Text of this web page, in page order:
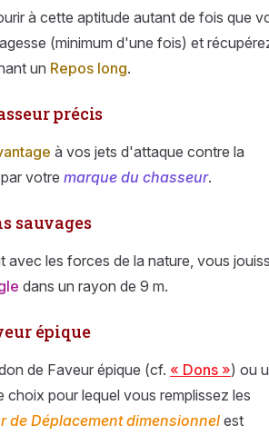
à cette aptitude autant de fois que
(minimum d'une fois) et
un Repos long.
précis
à vos jets d'attaque contre la
votre marque du chasseur.
sauvages
avec les forces de la nature, vous
dans un rayon de 9 m.
épique
de Faveur épique (cf. « Dons ») ou
choix pour lequel vous remplissez les
de Déplacement dimensionnel est